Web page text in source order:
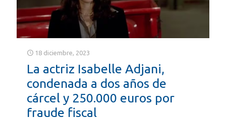
18 diciembre, 2023
La actriz Isabelle Adjani,
condenada a dos años de
cárcel y 250.000 euros por
fraude fiscal